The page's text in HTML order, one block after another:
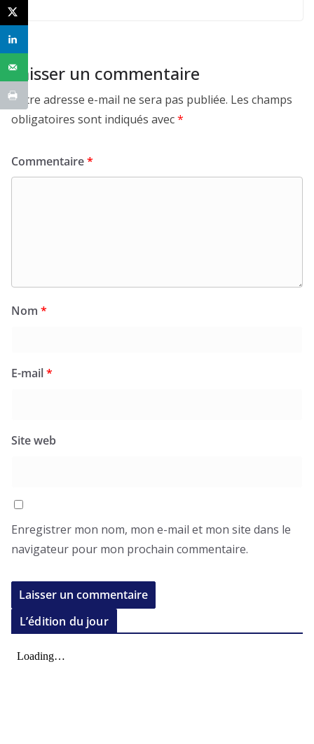
Laisser un commentaire
Votre adresse e-mail ne sera pas publiée. Les champs
obligatoires sont indiqués avec*
Commentaire*
Nom *
E-mail*
Site web
Enregistrer mon nom, mon e-mail et mon site dans le
navigateur pour mon prochain commentaire.
L’édition du jour